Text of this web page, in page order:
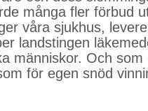
många fler förbud
våra sjukhus,
landstingen
människor. Och
för egen snöd